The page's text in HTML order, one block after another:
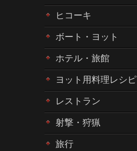
ヒコーキ
ボート・ヨット
ホテル・旅館
ヨット用料理レシピ
レストラン
射撃・狩猟
旅行